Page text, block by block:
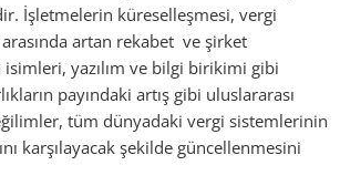
İşletmelerin küreselleşmesi, vergi
artan rekabet ve şirket
isimleri, yazılım ve bilgi birikimi gibi
payındaki artış gibi uluslararası
tüm dünyadaki vergi sistemlerinin
karşılayacak şekilde güncellenmesini